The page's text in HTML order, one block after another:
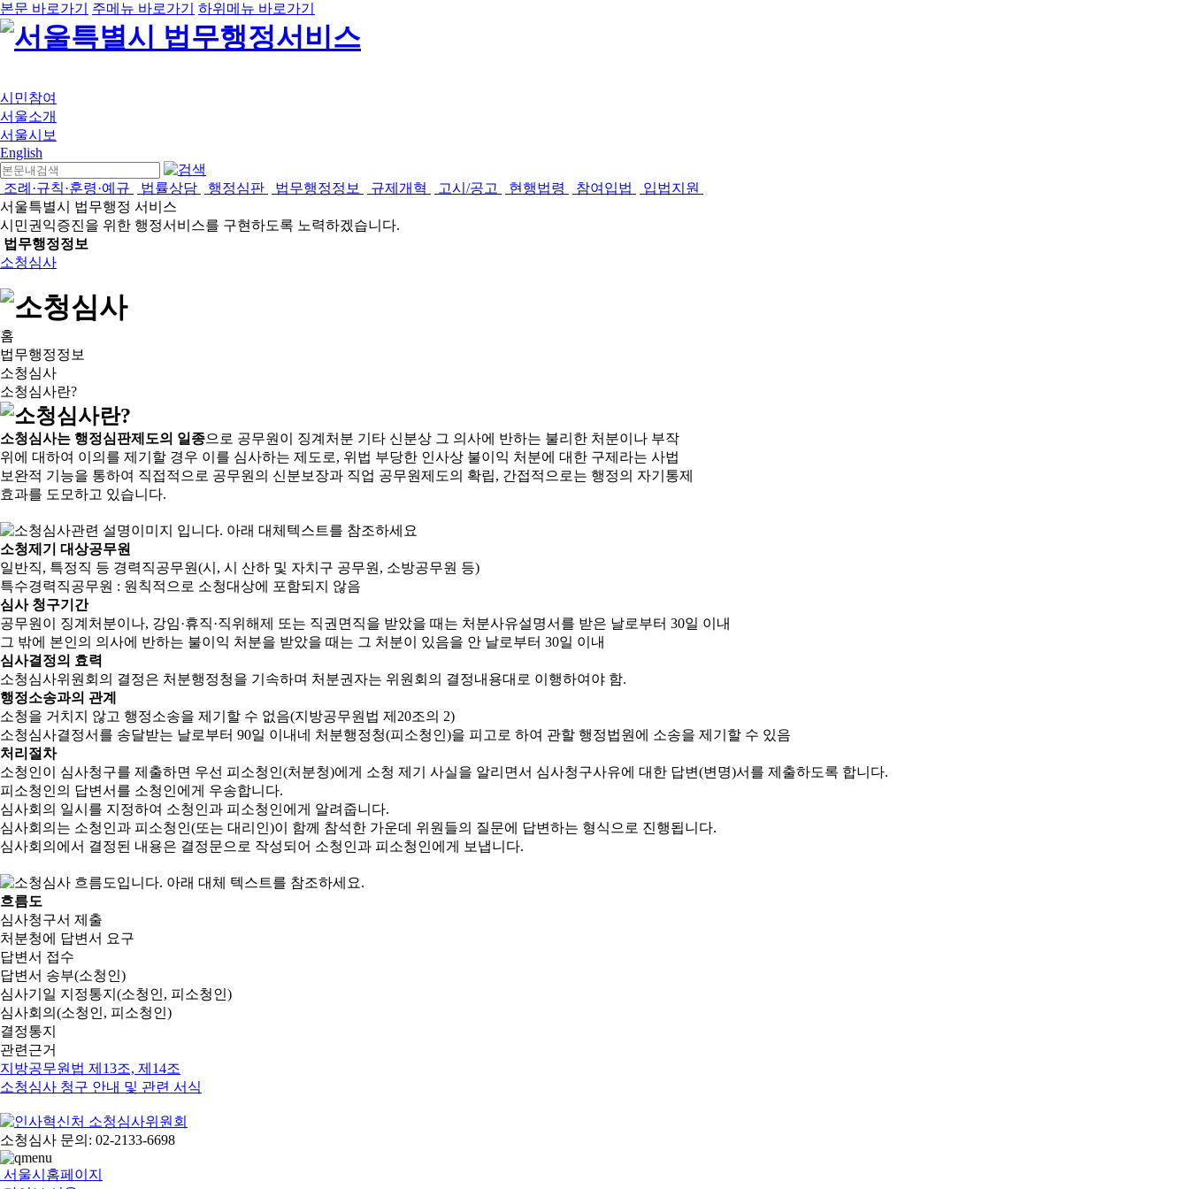
본문 바로가기 주메뉴 바로가기 하위메뉴 바로가기
시민참여
서울소개
서울시보
English
조례·규칙·훈령·예규 법률상담 행정심판 법무행정정보 규제개혁 고시/공고 현행법령 참여입법
입법지원
서울특별시 법무행정 서비스
시민권익증진을 위한 행정서비스를 구현하도록 노력하겠습니다.
법무행정정보
소청심사
홈
법무행정정보
소청심사
소청심사란?
소청심사는 행정심판제도의 일종으로 공무원이 징계처분 기타 신분상 그 의사에 반하는 불리한 처분이나 부작
위에 대하여 이의를 제기할 경우 이를 심사하는 제도로, 위법 부당한 인사상 불이익 처분에 대한 구제라는 사법
보완적 기능을 통하여 직접적으로 공무원의 신분보장과 직업 공무원제도의 확립, 간접적으로는 행정의 자기통제
효과를 도모하고 있습니다.
소청제기 대상공무원
일반직, 특정직 등 경력직공무원(시, 시 산하 및 자치구 공무원, 소방공무원 등)
특수경력직공무원 : 원칙적으로 소청대상에 포함되지 않음
심사 청구기간
공무원이 징계처분이나, 강임·휴직·직위해제 또는 직권면직을 받았을 때는 처분사유설명서를 받은 날로부터 30일 이내
그 밖에 본인의 의사에 반하는 불이익 처분을 받았을 때는 그 처분이 있음을 안 날로부터 30일 이내
심사결정의 효력
소청심사위원회의 결정은 처분행정청을 기속하며 처분권자는 위원회의 결정내용대로 이행하여야 함.
행정소송과의 관계
소청을 거치지 않고 행정소송을 제기할 수 없음(지방공무원법 제20조의 2)
소청심사결정서를 송달받는 날로부터 90일 이내네 처분행정청(피소청인)을 피고로 하여 관할 행정법원에 소송을 제기할 수 있음
처리절차
소청인이 심사청구를 제출하면 우선 피소청인(처분청)에게 소청 제기 사실을 알리면서 심사청구사유에 대한 답변(변명)서를 제출하도록 합니다.
피소청인의 답변서를 소청인에게 우송합니다.
심사회의 일시를 지정하여 소청인과 피소청인에게 알려줍니다.
심사회의는 소청인과 피소청인(또는 대리인)이 함께 참석한 가운데 위원들의 질문에 답변하는 형식으로 진행됩니다.
심사회의에서 결정된 내용은 결정문으로 작성되어 소청인과 피소청인에게 보냅니다.
흐름도
심사청구서 제출
처분청에 답변서 요구
답변서 접수
답변서 송부(소청인)
심사기일 지정통지(소청인, 피소청인)
심사회의(소청인, 피소청인)
결정통지
관련근거
지방공무원법 제13조, 제14조
소청심사 청구 안내 및 관련 서식
소청심사 문의: 02-2133-6698
서울시홈페이지